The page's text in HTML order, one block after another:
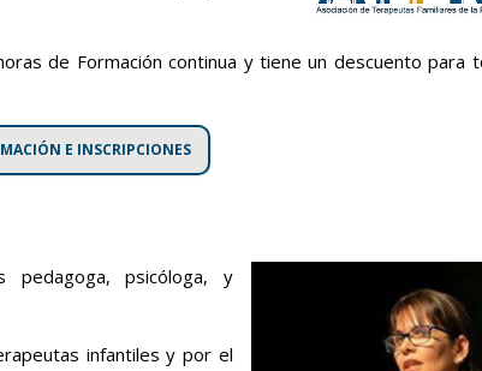
de Formación continua y tiene un descuento para
E INSCRIPCIONES
psicóloga, y
infantiles y por el